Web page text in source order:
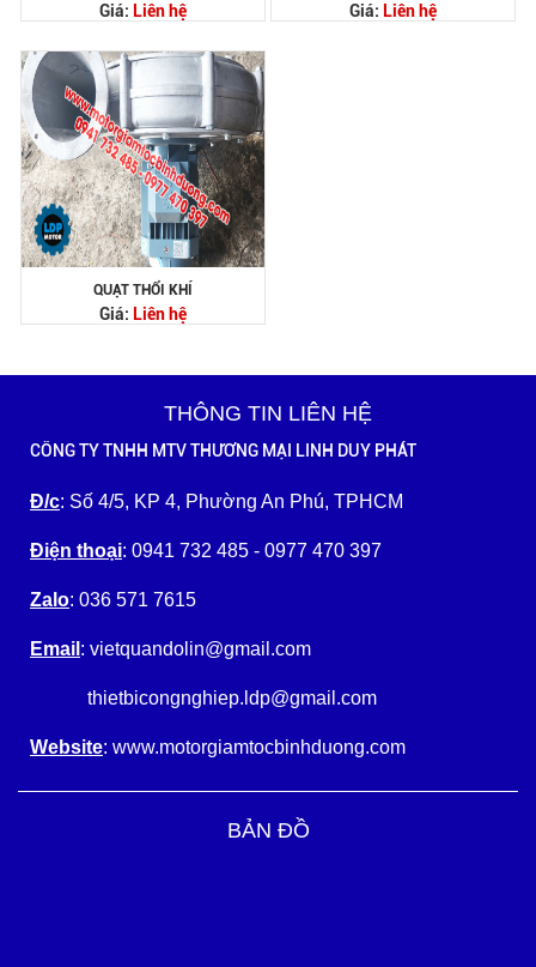
Giá: Liên hệ Giá: Liên hệ
QUẠT THỔI KHÍ
Giá: Liên hệ
THÔNG TIN LIÊN HỆ
CÔNG TY TNHH MTV THƯƠNG MẠI LINH DUY PHÁT
Đ/c: Số 4/5, KP 4, Phường An Phú, TPHCM
Điện thoại: 0941 732 485 - 0977 470 397
Zalo: 036 571 7615
Email : vietquandolin@gmail.com
thietbicongnghiep.ldp@gmail.com
Website: www.motorgiamtocbinhduong.com
BẢN ĐỒ